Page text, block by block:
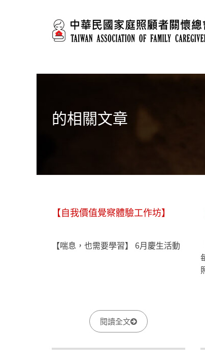
的相關文章
【自我價值覺察體驗工作坊】
【喘息，也需要學習】 6月慶生活動
閱讀全文